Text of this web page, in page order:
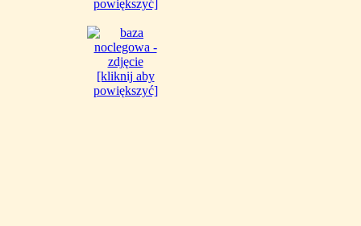
powiększyć]
[kliknij aby
powiększyć]